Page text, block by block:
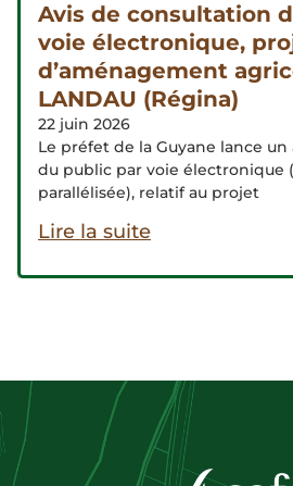
Avis de consultation
voie électronique,
d’aménagement
LANDAU (Régina)
22 juin 2026
Le préfet de la Guyane lance
du public par voie électronique
parallélisée), relatif au projet
Lire la suite